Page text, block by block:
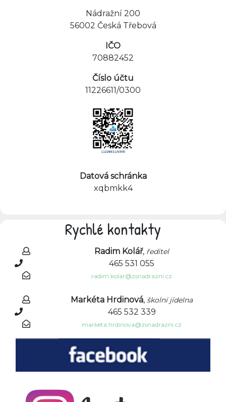
Nádražní 200
56002 Česká Třebová
IČO
70882452
Číslo účtu
11226611/0300
Datová schránka
xqbmkk4
Rychlé kontakty
Radim Kolář, ředitel
465 531 055
radim.kolar@zsnadrazni.cz
Markéta Hrdinová,školní jídelna
465 532 339
marketa.hrdinova@zsnadrazni.cz